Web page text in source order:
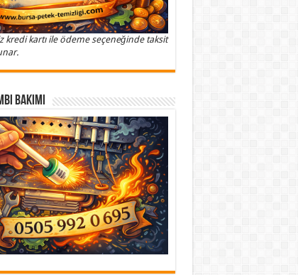
kredi kartı ile ödeme seçeneğinde taksit
Bakımı